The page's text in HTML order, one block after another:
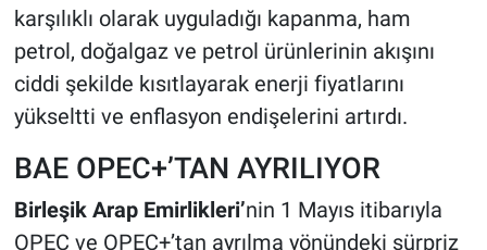
karşılıklı olarak uyguladığı kapanma, ham
petrol, doğalgaz ve petrol ürünlerinin akışını
ciddi şekilde kısıtlayarak enerji fiyatlarını
yükseltti ve enflasyon endişelerini artırdı.
BAE OPEC+’TAN AYRILIYOR
Birleşik Arap Emirlikleri’nin 1 Mayıs itibarıyla
OPEC ve OPEC+’tan ayrılma yönündeki sürpriz